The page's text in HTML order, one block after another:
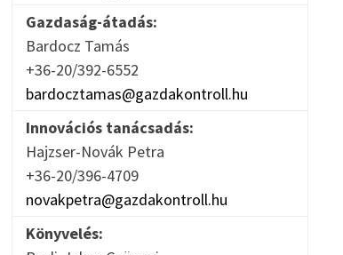
Gazdaság-átadás:
Bardocz Tamás
+36-20/392-6552
bardocztamas@gazdakontroll.hu
Innovációs tanácsadás:
Hajzser-Novák Petra
+36-20/396-4709
novakpetra@gazdakontroll.hu
Könyvelés: